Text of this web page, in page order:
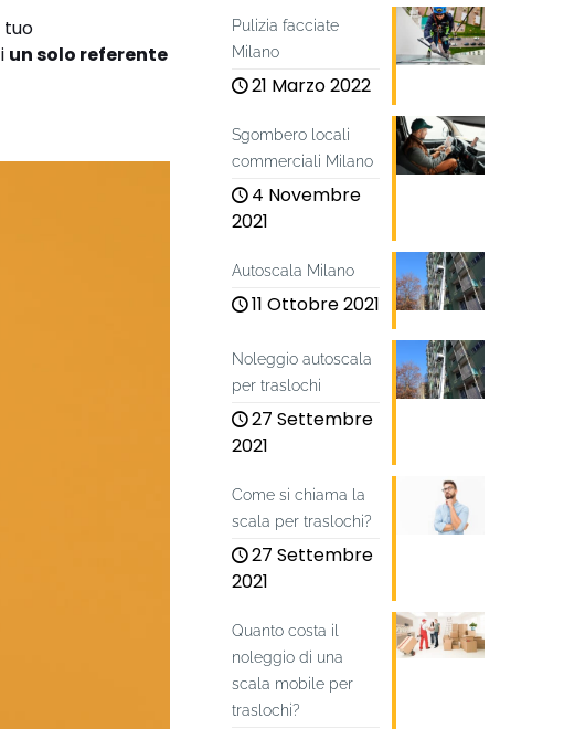
tuo
un solo referente
Pulizia facciate
Milano
21 Marzo 2022
Sgombero locali
commerciali Milano
4 Novembre
2021
Autoscala Milano
11 Ottobre 2021
Noleggio autoscala
per traslochi
27 Settembre
2021
Come si chiama la
scala per traslochi?
27 Settembre
2021
Quanto costa il
noleggio di una
scala mobile per
traslochi?